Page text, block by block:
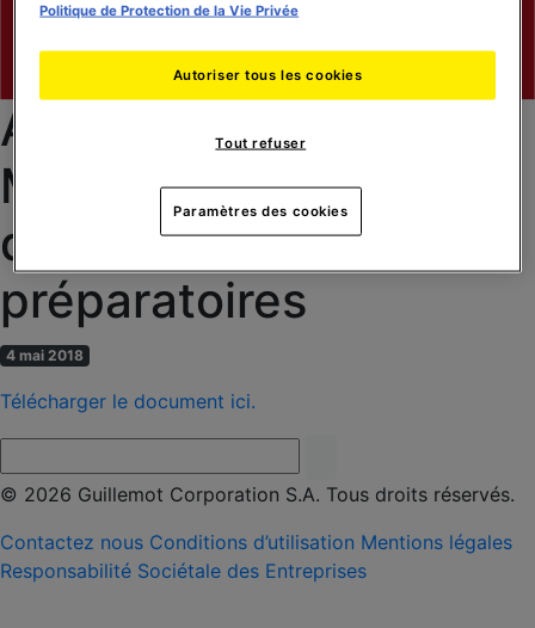
AGM du 24/05/2018 –
Mise à disposition des
documents
préparatoires
4 mai 2018
Télécharger le document ici.
© 2026 Guillemot Corporation S.A. Tous droits réservés.
Contactez nous Conditions d’utilisation Mentions légales
Responsabilité Sociétale des Entreprises
Politique de Protection de la Vie Privée
Tout refuser
Autoriser tous les cookies
Paramètres des cookies